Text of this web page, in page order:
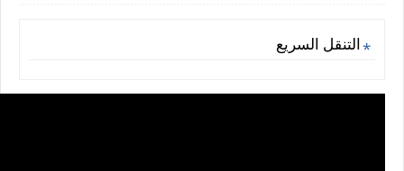
التنقل السريع